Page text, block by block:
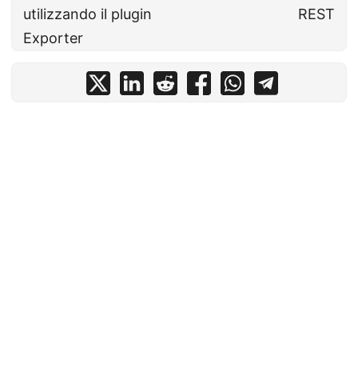
utilizzando il plugin
Exporter
REST